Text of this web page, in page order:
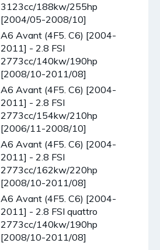
3123cc/188kw/255hp
[2004/05-2008/10]
A6 Avant (4F5. C6) [2004-
2011] - 2.8 FSI
2773cc/140kw/190hp
[2008/10-2011/08]
A6 Avant (4F5. C6) [2004-
2011] - 2.8 FSI
2773cc/154kw/210hp
[2006/11-2008/10]
A6 Avant (4F5. C6) [2004-
2011] - 2.8 FSI
2773cc/162kw/220hp
[2008/10-2011/08]
A6 Avant (4F5. C6) [2004-
2011] - 2.8 FSI quattro
2773cc/140kw/190hp
[2008/10-2011/08]